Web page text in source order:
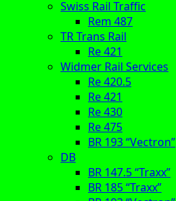
Swiss Rail Traffic
Rem 487
TR Trans Rail
Re 421
Widmer Rail Services
Re 420.5
Re 421
Re 430
Re 475
BR 193 “Vectron”
DB
BR 147.5 “Traxx”
BR 185 “Traxx”